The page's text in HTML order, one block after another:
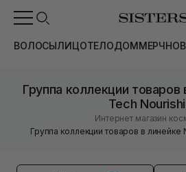
ВОЛОСЫЛИЦОТЕЛОДОММЕРЧ
Группа коллекции товаров
Tech
Интернет магазин
Группа коллекции товаров в